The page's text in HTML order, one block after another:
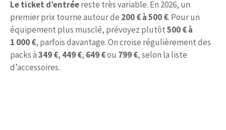
Le ticket d’entréereste très variable. En 2026, un
premier prix tourne autour de 200 € à 500 €. Pour un
équipement plus musclé, prévoyez plutôt500 € à
1 000 €, parfois davantage. On croise régulièrement des
packs à349 €, 449 €, 649 €ou 799 €, selon la liste
d’accessoires.